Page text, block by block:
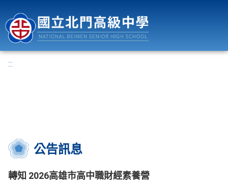
:::
公告訊息
轉知 2026高雄市高中職財經素養營